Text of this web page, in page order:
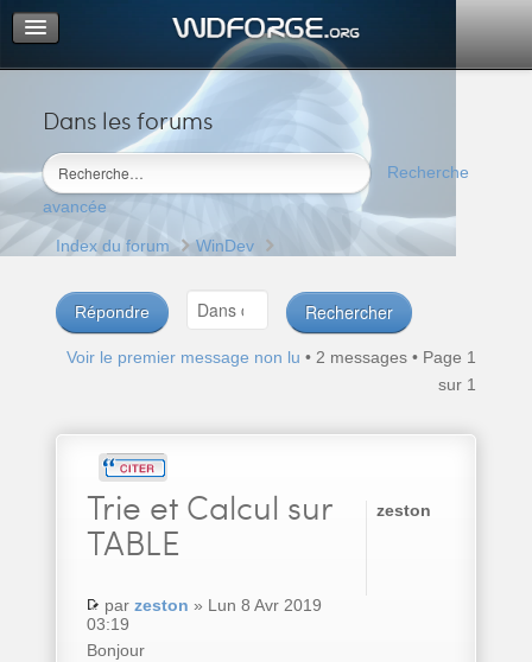
Dans les forums
Recherche
avancée
Portail
Index du forum
M’enregistrer
Connexion
Index du forum WinDev
Répondre
Voir le premier message non lu • 2 messages • Page 1
sur 1
Trie et Calcul sur
TABLE
par zeston » Lun 8 Avr 2019
03:19
Bonjour
zeston